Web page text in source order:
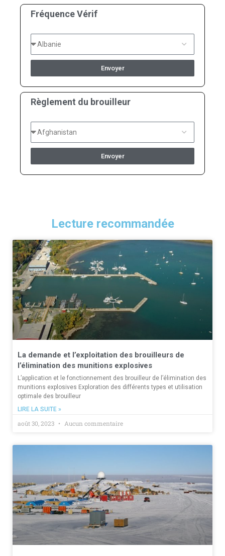
Fréquence Vérif
Envoyer
Règlement du brouilleur
Envoyer
Lecture recommandée
La demande et l’exploitation des brouilleurs de
l’élimination des munitions explosives
L’application et le fonctionnement des brouilleur de l’élimination des
munitions explosives Exploration des différents types et utilisation
optimale des brouilleur
LIRE LA SUITE »
août 30, 2023 Aucun commentaire